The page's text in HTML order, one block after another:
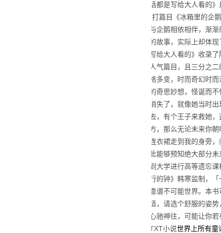
《世界上所有童话都是写给大人看的
童话”的概念。主打篇目《冰箱里的
讶排斥，到后面与企鹅相依相伴，渐
样一个看似荒诞的故事，实际上却体
上所有童话都是写给大人看的》收录
公主的烦恼》等人气篇目，且三分之
趣幽默，行文风格多变，时而奇幻时
市、情感、生活的奇思妙想，怪诞而
地从我的冰箱里消失了，就像她当时
什么恶魔给绑了去，有个王子来救她
经在世界的最北方，那么无论未来你
她穿着一袭碎花连衣裙走到我的身旁
力不错的人，因此能够预知绝大部分
作，二十二岁回到大学进行高等遗忘
知识。——《逆行的钟》韩寒监制，「
陈谌的不科学不靠谱不可能世界。本
内容可能引起不适，请选个舒服的姿
思蜀，可能让你心驰神往，可能让你
惜。声明：全集TXT小说世界上所有童